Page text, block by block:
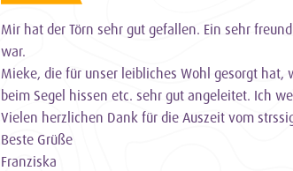
Mir hat der Törn sehr gut gefallen. Ein sehr
war.
Mieke, die für unser leibliches Wohl gesorgt hat,
beim Segel hissen etc. sehr gut angeleitet. Ich
Vielen herzlichen Dank für die Auszeit vom
Beste Grüße
Franziska